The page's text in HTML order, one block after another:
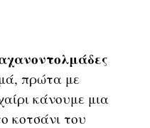
πρώτα με
κάνουμε μια
κοτσάνι του